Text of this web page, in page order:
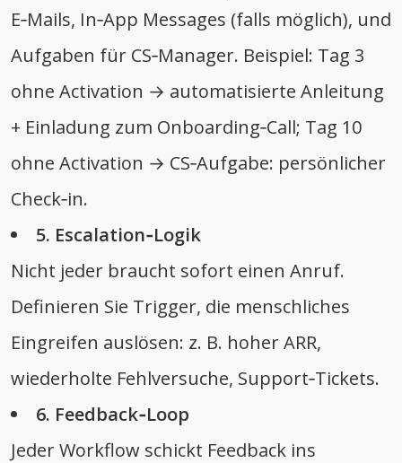
E‑Mails, In‑App Messages (falls möglich), und
Aufgaben für CS‑Manager. Beispiel: Tag 3
ohne Activation → automatisierte Anleitung
+ Einladung zum Onboarding‑Call; Tag 10
ohne Activation → CS‑Aufgabe: persönlicher
Check‑in.
5. Escalation‑Logik
Nicht jeder braucht sofort einen Anruf.
Definieren Sie Trigger, die menschliches
Eingreifen auslösen: z. B. hoher ARR,
wiederholte Fehlversuche, Support‑Tickets.
6. Feedback‑Loop
Jeder Workflow schickt Feedback ins